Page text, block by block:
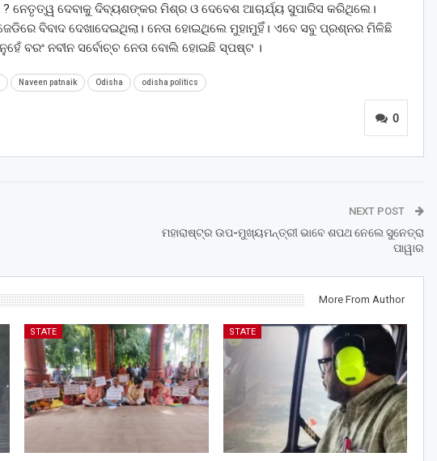
? ନେତୃତ୍ୱ ଦେବାକୁ ଦିବ୍ୟଶଙ୍କର ମିଶ୍ର ଓ ଦେବେଶ ଆଚାର୍ଯ୍ୟ ସୁପାରିସ କରିଥିଲେ।
ବିବାଦ ଦେଖାଦେଇଥିଲା। ନେତା ହୋଇଥିଲେ ମୁହାମୁହିଁ। ଏବେ ସବୁ ପ୍ରଶ୍ନର ମିଳିଛି
ବରଂ ନବୀନ ସର୍ବୋଚ୍ଚ ନେତା ବୋଲି ହୋଇଛି ସ୍ପଷ୍ଟ ।
Naveen patnaik Odisha odisha politics
0
NEXT POST
ମହାରାଷ୍ଟ୍ର ଉପ-ମୁଖ୍ୟମନ୍ତ୍ରୀ ଭାବେ ଶପଥ ନେଲେ ସୁନେତ୍ରା
ପାୱାର
More From Author
STATE STATE